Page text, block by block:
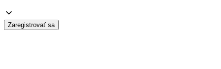
Zaregistrovať sa